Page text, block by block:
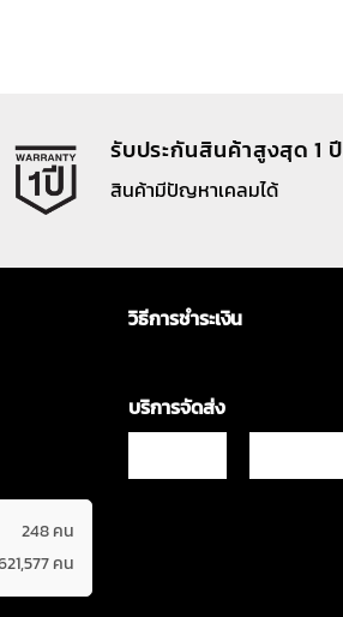
รับประกันสินค้าสูงสุด 1 ปี
สินค้ามีปัญหาเคลมได้
248 คน
คน
วิธีการชำระเงิน
บริการจัดส่ง